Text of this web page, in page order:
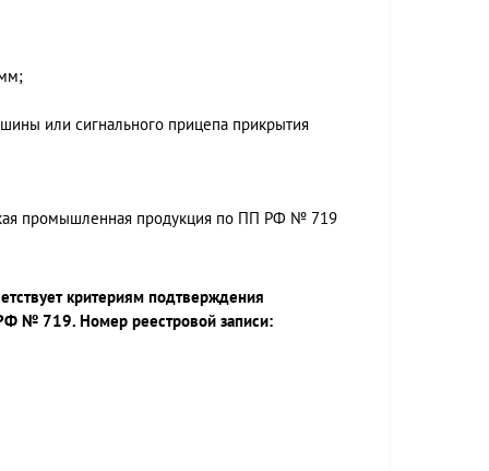
или сигнального прицепа прикрытия
промышленная продукция по ПП РФ № 719
критериям подтверждения
№ 719. Номер реестровой записи: